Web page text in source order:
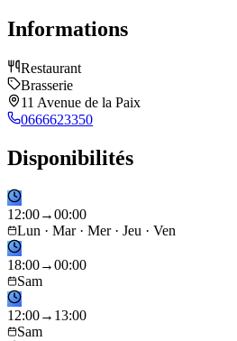
Informations
Restaurant
Brasserie
11 Avenue de la Paix
0666623350
Disponibilités
12:00→00:00
Lun · Mar · Mer · Jeu · Ven
18:00→00:00
Sam
12:00→ 13:00
Sam